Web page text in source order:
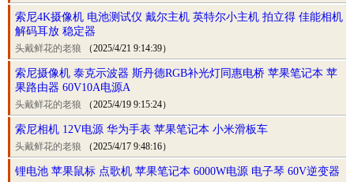
索尼4K摄像机 电池测试仪 戴尔主机 英特尔小主机 拍立得 佳能相机
解码耳放 稳定器
头戴鲜花的老狼 （2025/4/21 9:14:39）
索尼摄像机 泰克示波器 斯丹德RGB补光灯同惠电桥 苹果笔记本 苹
果路由器 60V10A电源A
头戴鲜花的老狼 （2025/4/19 9:15:24）
索尼相机 12V电源 华为手表 苹果笔记本 小米滑板车
头戴鲜花的老狼 （2025/4/17 9:48:16）
锂电池 苹果鼠标 点歌机 苹果笔记本 6000W电源 电子琴 60V逆变器